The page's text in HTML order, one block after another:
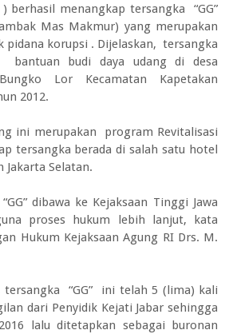
menangkap tersangka “GG”
Mas Makmur) yang merupakan
pidana korupsi . Dijelaskan, tersangka
bantuan budi daya udang di desa
Lor Kecamatan Kapetakan
2012.
ini merupakan program Revitalisasi
tersangka berada di salah satu hotel
Jakarta Selatan.
dibawa ke Kejaksaan Tinggi Jawa
proses hukum lebih lanjut, kata
Hukum Kejaksaan Agung RI Drs. M.
tersangka “GG” ini telah 5 (lima) kali
dari Penyidik Kejati Jabar sehingga
lalu ditetapkan sebagai buronan